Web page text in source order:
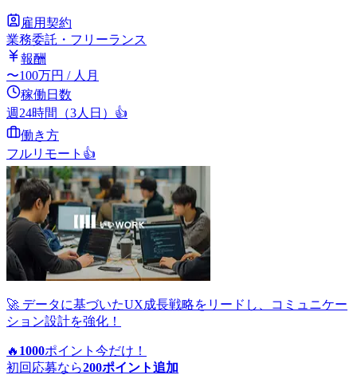
雇用契約
業務委託・フリーランス
報酬
〜100万円 / 人月
稼働日数
週24時間（3人日） 👍
働き方
フルリモート 👍
🚀 データに基づいたUX成長戦略をリードし、コミュニケー
ション設計を強化！
🔥 1000ポイント 今だけ！
初回応募なら200ポイント追加